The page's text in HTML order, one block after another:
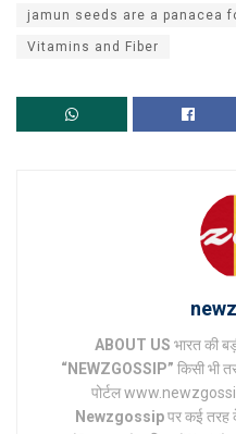
jamun seeds are a panacea
Vitamins and Fiber
ABOUT US भारत की
“NEWZGOSSIP” किसी भी
पोर्टल
Newzgossipपर कई तरह